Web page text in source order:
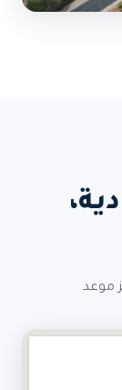
موعد